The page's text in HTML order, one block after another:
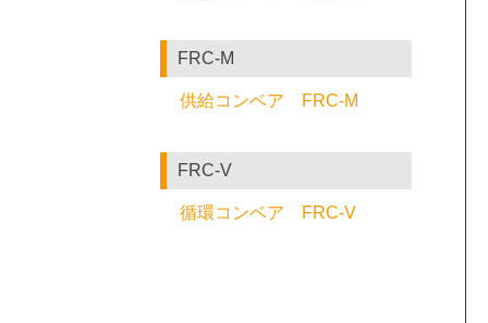
FRC-M
供給コンベア FRC-M
FRC-V
循環コンベア FRC-V